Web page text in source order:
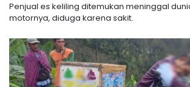
Penjual es keliling ditemukan meninggal
motornya, diduga karena sakit.